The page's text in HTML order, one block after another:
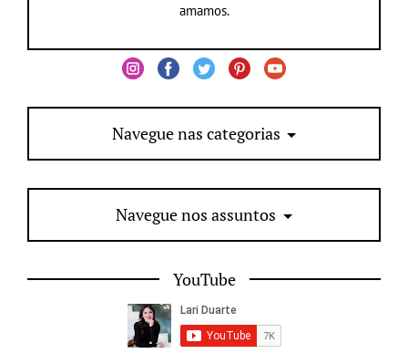
amamos.
Navegue nas categorias
Navegue nos assuntos
YouTube